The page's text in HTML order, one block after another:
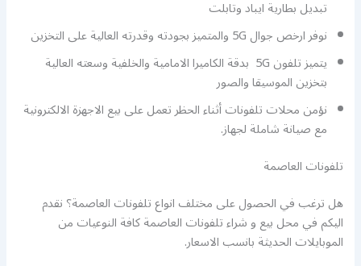
تبديل بطارية ايباد وتابلت
نوفر ارخص جوال 5G والمتميز بجودته وقدرته العالية على التخزين
يتميز تلفون 5G بدقة الكاميرا الامامية والخلفية وسعته العالية
بتخزين الموسيقا والصور
نؤمن محلات تلفونات أثناء الحظر تعمل على بيع الاجهزة الالكترونية
مع صيانة شاملة لجهاز.
تلفونات العاصمة
هل ترغب في الحصول على مختلف انواع تلفونات العاصمة؟ نقدم
اليكم في محل بيع و شراء تلفونات العاصمة كافة النوعيات من
الموبايلات الحديثة بانسب الاسعار.